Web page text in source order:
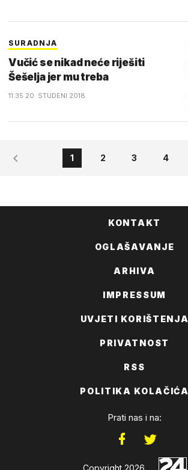
SURADNJA
Vučić se nikad neće riješiti
Šešelja jer mu treba
11:35 20. STUDENI 2018.
1 2 3 4
KONTAKT
OGLAŠAVANJE
ARHIVA
IMPRESSUM
UVJETI KORIŠTENJA
PRIVATNOST
RSS
POLITIKA KOLAČIĆA
Prati nas i na:
Copyright 2026.